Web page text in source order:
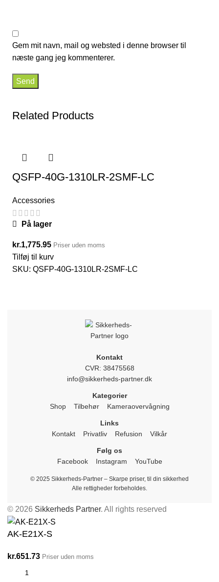
Gem mit navn, mail og websted i denne browser til
næste gang jeg kommenterer.
Related Products
QSFP-40G-1310LR-2SMF-LC
Accessories
På lager
kr.1,775.95 Priser uden moms
Tilføj til kurv
SKU: QSFP-40G-1310LR-2SMF-LC
Kontakt
CVR: 38475568
info@sikkerheds-partner.dk
Kategorier
Shop
Tilbehør Kameraovervågning
Links
Kontakt
Privatliv Refusion Vilkår
Følg os
Facebook
Instagram YouTube
© 2025 Sikkerheds-Partner – Skarpe priser, til din sikkerhed
Alle rettigheder forbeholdes.
© 2026 Sikkerheds Partner. All rights reserved
AK-E21X-S
kr.651.73 Priser uden moms